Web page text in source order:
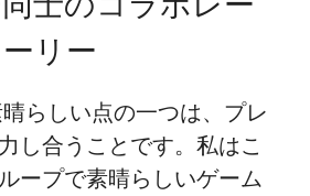
リー
らしい点の一つは、プレ
し合うことです。私はこ
ープで素晴らしいゲーム